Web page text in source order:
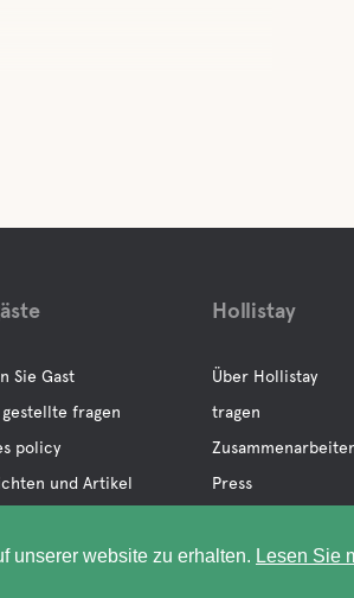
unserer website zu erhalten. Lesen Sie
Sie Gast
gestellte fragen
policy
und Artikel
Hollistay
Über Hollistay
tragen
Press